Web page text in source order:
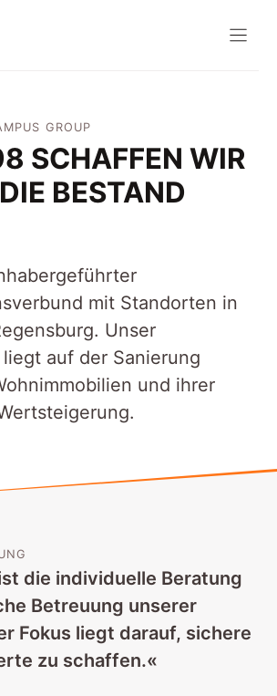
GROUP
SCHAFFEN WIR
BESTAND
mit Standorten in
Unser
auf der Sanierung
und ihrer
die individuelle Beratung
Betreuung unserer
Fokus liegt darauf, sichere
zu schaffen.«